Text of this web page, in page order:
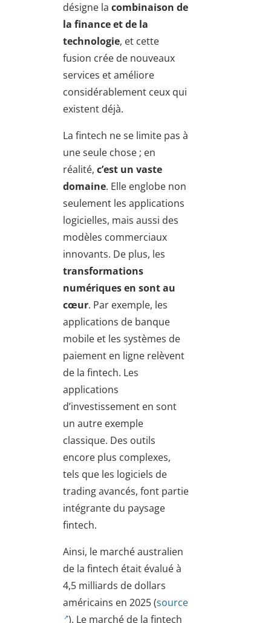
désigne la combinaison de
la finance et de la
technologie, et cette
fusion crée de nouveaux
services et améliore
considérablement ceux qui
existent déjà.
La fintech ne se limite pas à
une seule chose ; en
réalité, c’est un vaste
domaine. Elle englobe non
seulement les applications
logicielles, mais aussi des
modèles commerciaux
innovants. De plus, les
transformations
numériquesen sont au
cœur. Par exemple, les
applications de banque
mobile et les systèmes de
paiement en ligne relèvent
de la fintech. Les
applications
d’investissement en sont
un autre exemple
classique. Des outils
encore plus complexes,
tels que les logiciels de
trading avancés, font partie
intégrante du paysage
fintech.
Ainsi, le marché australien
de la fintech était évalué à
4,5 milliards de dollars
américains en 2025 (source
). Le marché de la fintech